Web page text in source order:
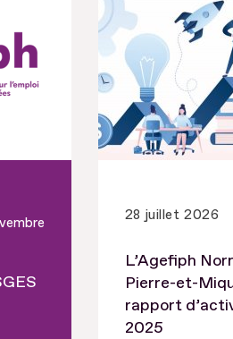
28 juillet 2026
L’Agefiph
Pierre-et-
rapport
2025